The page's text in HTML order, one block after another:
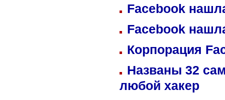
Facebook
Facebook
Корпорация
Названы 32
любой хакер